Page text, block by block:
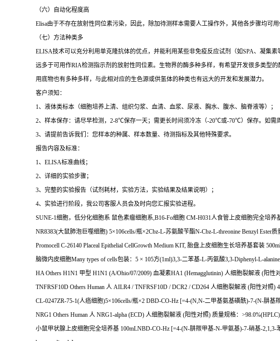
（六）自动化程度高
Elisa由于不存在放射性同位素污染，因此，除加待测样本需要人工操作外，其他各步骤均可
（七）方法种类多
ELISA技术可以充分利用单克隆抗体的优点，并能利用某些非免疫反应试剂（如SPA、凝集素
远多于可用作RIA检测指示剂的放射性同位素。生物界的酶多种多样，有希望开发很多类型的
用底物也有多种多样，与此相对应的生色源或供氢体的种类也有远大的开发和发展潜力。
客户须知：
1、液体类标本（细胞培养上清、组织匀浆、血清、血浆、尿液、胸水、腹水、脑脊液等）；
2、样本保存：请尽早检测， 2-8℃保存一天；需更长时间须冷冻（-20℃或-70℃）保存。如需
3、请提前告诉我们：您样本的种属、样本数量、待测指标及其他特殊要求。
报告内容及标准：
1、 ELISA标准曲线；
2、详细的实验步骤；
3、完整的实验报告（试剂耗材，实验方法，实验结果及结果说明）；
4、实验进行阶段，我公司客服人员会及时向您汇报实验进程。
SUNE-1细胞，低分化细胞系 鼠色素瘤细胞系 ,B16-Fo细胞 CM-H031 人食管上皮细胞完全培养
NR8383(大鼠肺泡巨噬细胞) 5×106cells/瓶×2Cbz-L-苏氨酸苄酯N-Cbz-L-threonine Benzyl Ester质
Promocell C-26140 Placeal Epithelial CellGrowth Medium KIT, 胎盘上皮细胞生长培养基套装
脑微内皮细胞Many types of cells包装： 5 × 105方(1ml)3,3-二苯基-L-丙氨酸3,3-Diphenyl-L-alanine
HA Others H1N1 甲型 H1N1 (A/Ohio/07/2009) 血凝素HA1 (Hemagglutinin) 人细胞裂解液 (阳性
TNFRSF10D Others Human 人 AILR4 / TNFRSF10D / DCR2 / CD264 人细胞裂解液 (阳性对照)
CL-0247ZR-75-1(人癌细胞)5×106cells/瓶×2 DBD-CO-Hz [=4-(N,N-二甲基氨基磺酰)-7-(N-肼基
NRG1 Others Human 人 NRG1-alpha (ECD) 人细胞裂解液 (阳性对照) 质量规格：
小鼠甲状腺上皮细胞完全培养基 100mLNBD-CO-Hz [=4-(N-肼羰甲基-N-甲氨基)-7-硝基-2,1,3-